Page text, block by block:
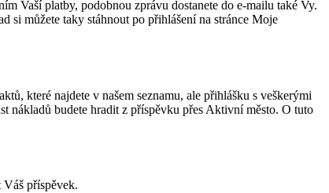
Vaší platby, podobnou zprávu dostanete do e-mailu také Vy.
si můžete taky stáhnout po přihlášení na stránce Moje
které najdete v našem seznamu, ale přihlášku s veškerými
nákladů budete hradit z příspěvku přes Aktivní město. O tuto
příspěvek.